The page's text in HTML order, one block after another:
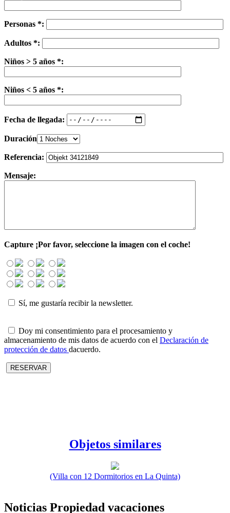
Personas *:
Adultos *:
Niños > 5 años *:
Niños < 5 años *:
Fecha de llegada:
Duración
Referencia:
Mensaje:
Capture ¡Por favor, seleccione la imagen con el coche!
Sí, me gustaría recibir la newsletter.
Doy mi consentimiento para el procesamiento y
almacenamiento de mis datos de acuerdo con el Declaración de
protección de datos dacuerdo.
Objetos similares
(Villa con 12 Dormitorios en La Quinta)
Noticias Propiedad vacaciones